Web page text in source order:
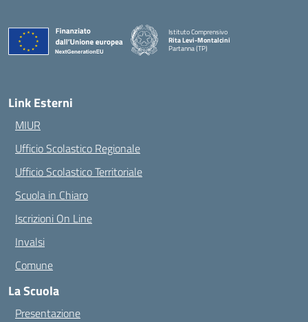
Istituto Comprensivo
Rita Levi-Montalcini
Partanna (TP)
Link Esterni
MIUR
Ufficio Scolastico Regionale
Ufficio Scolastico Territoriale
Scuola in Chiaro
Iscrizioni On Line
Invalsi
Comune
La Scuola
Presentazione